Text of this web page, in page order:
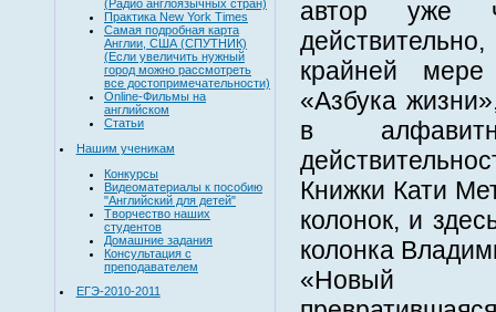
(Радио англоязычных стран)
Практика New York Times
Самая подробная карта
Англии, США (СПУТНИК)
(Если увеличить нужный
город можно рассмотреть
все достопримечательности)
Online-Фильмы на
английском
Статьи
Нашим ученикам
Конкурсы
Видеоматериалы к пособию
"Английский для детей"
Творчество наших
студентов
Домашние задания
Консультация с
преподавателем
ЕГЭ-2010-2011
автор уже
крайней
«Азбука
в
Книжки Кати
колонок, и
колонка
«Новый